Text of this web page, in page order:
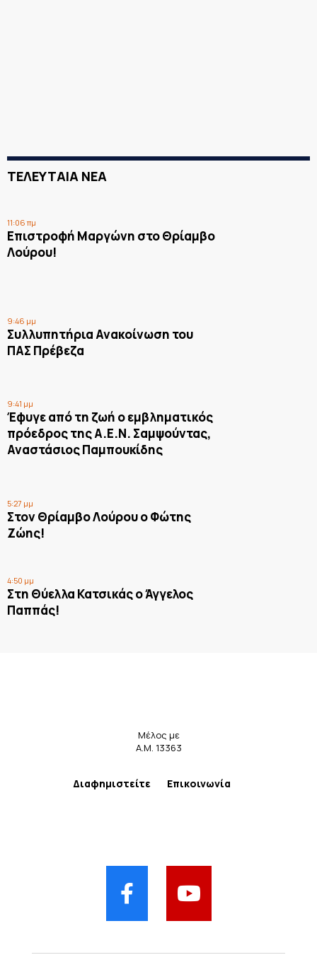
ΤΕΛΕΥΤΑΙΑ ΝΕΑ
11:06 πμ
Επιστροφή Μαργώνη στο Θρίαμβο
Λούρου!
9:46 μμ
Συλλυπητήρια Ανακοίνωση του
ΠΑΣ Πρέβεζα
9:41 μμ
Έφυγε από τη ζωή ο εμβληματικός
πρόεδρος της Α.Ε.Ν. Σαμψούντας,
Αναστάσιος Παμπουκίδης
5:27 μμ
Στον Θρίαμβο Λούρου ο Φώτης
Ζώης!
4:50 μμ
Στη Θύελλα Κατσικάς ο Άγγελος
Παππάς!
Μέλος με
Α.Μ. 13363
Διαφημιστείτε Επικοινωνία